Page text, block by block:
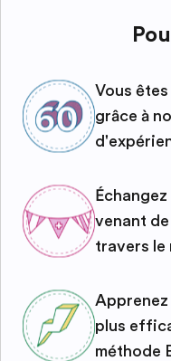
Vous
grâce à
venant
travers le
plus
méthode